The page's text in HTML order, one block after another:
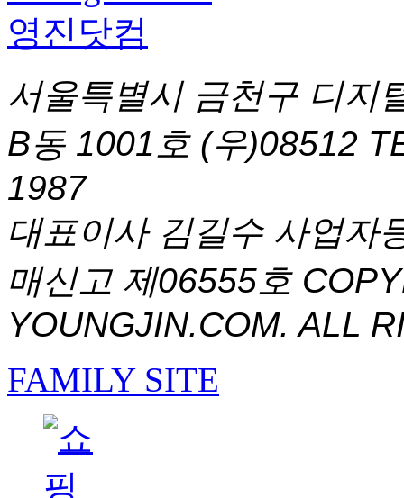
서울특별시 금천구 디지
B동 1001호 (우)08512
1987
대표이사 김길수 사업자
매신고 제06555호
YOUNGJIN.COM. ALL
FAMILY SITE